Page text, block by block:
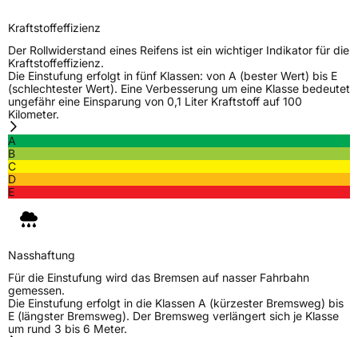
Kraftstoffeffizienz
Der Rollwiderstand eines Reifens ist ein wichtiger Indikator für die
Kraftstoffeffizienz.
Die Einstufung erfolgt in fünf Klassen: von A (bester Wert) bis E
(schlechtester Wert). Eine Verbesserung um eine Klasse bedeutet
ungefähr eine Einsparung von 0,1 Liter Kraftstoff auf 100
Kilometer.
A
B
C
D
E
Nasshaftung
Für die Einstufung wird das Bremsen auf nasser Fahrbahn
gemessen.
Die Einstufung erfolgt in die Klassen A (kürzester Bremsweg) bis
E (längster Bremsweg). Der Bremsweg verlängert sich je Klasse
um rund 3 bis 6 Meter.